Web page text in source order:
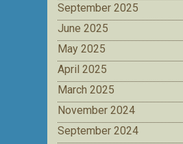
September 2025
June 2025
May 2025
April 2025
March 2025
November 2024
September 2024